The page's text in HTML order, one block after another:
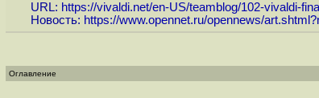
URL: https://vivaldi.net/en-US/teamblog/102-vivaldi-
Новость: https://www.opennet.ru/opennews/
Оглавление